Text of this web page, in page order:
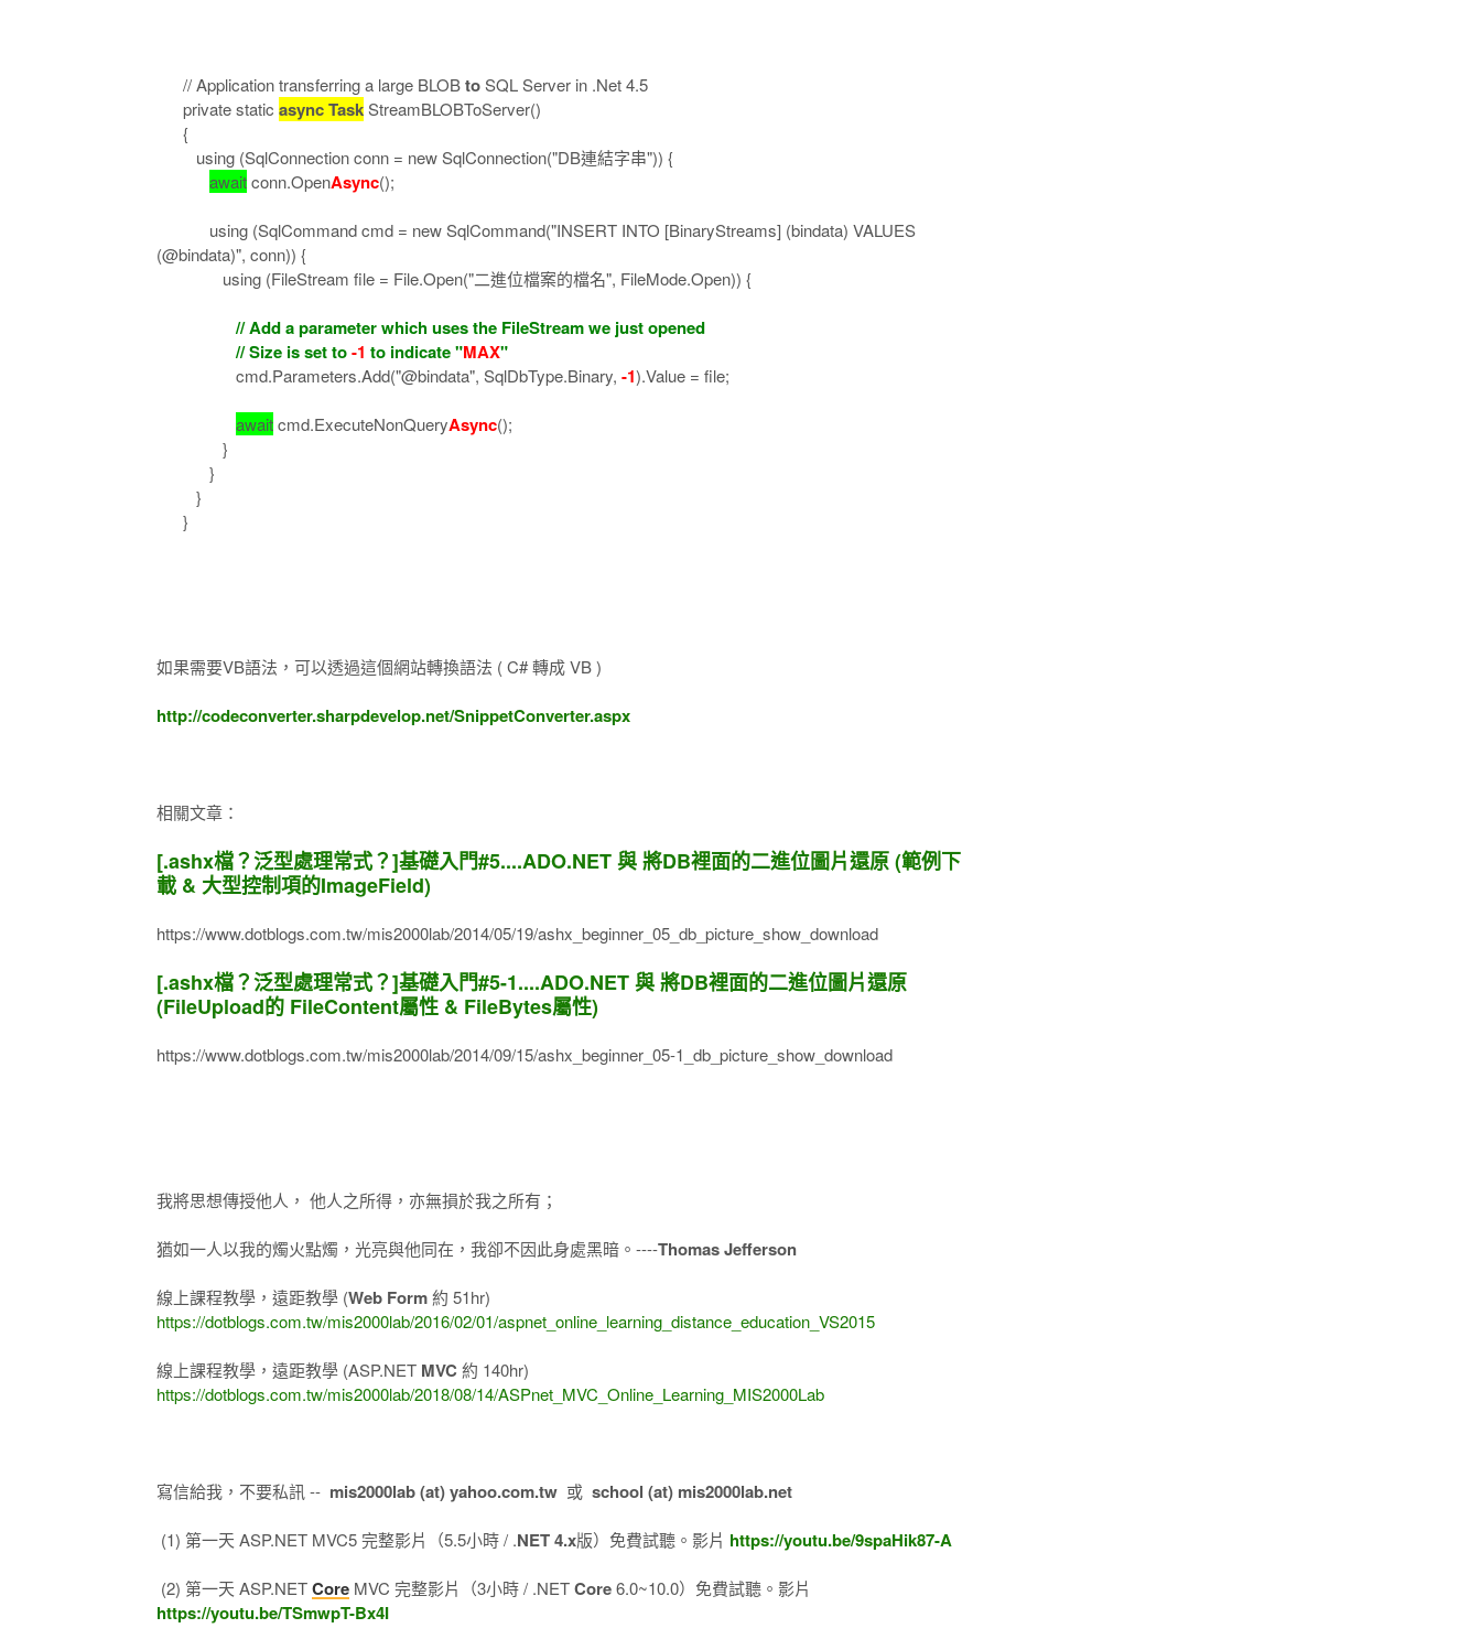
// Application transferring a large BLOBtoSQL Server in .Net 4.5
private static async TaskStreamBLOBToServer()
{
using (SqlConnection conn = new SqlConnection("DB連結字串")) {
awaitconn.OpenAsync();
using (SqlCommand cmd = new SqlCommand("INSERT INTO [BinaryStreams] (bindata) VALUES
(@bindata)", conn)) {
using (FileStream file = File.Open("二進位檔案的檔名", FileMode.Open)) {
// Add a parameter which uses the FileStream we just opened
// Size is set to-1 to indicate "MAX"
cmd.Parameters.Add("@bindata", SqlDbType.Binary, -1).Value = file;
awaitcmd.ExecuteNonQueryAsync();
}
}
}
}
如果需要VB語法，可以透過這個網站轉換語法 ( C# 轉成 VB )
http://codeconverter.sharpdevelop.net/SnippetConverter.aspx
相關文章：
[.ashx檔？泛型處理常式？]基礎入門#5....ADO.NET 與 將DB裡面的二進位圖片還原 (範例下
載 & 大型控制項的ImageField)
https://www.dotblogs.com.tw/mis2000lab/2014/05/19/ashx_beginner_05_db_picture_show_download
[.ashx檔？泛型處理常式？]基礎入門#5-1....ADO.NET 與 將DB裡面的二進位圖片還原
(FileUpload的 FileContent屬性 & FileBytes屬性)
https://www.dotblogs.com.tw/mis2000lab/2014/09/15/ashx_beginner_05-1_db_picture_show_download
我將思想傳授他人， 他人之所得，亦無損於我之所有；
猶如一人以我的燭火點燭，光亮與他同在，我卻不因此身處黑暗。----Thomas Jefferson
線上課程教學，遠距教學 (Web Form約 51hr)
https://dotblogs.com.tw/mis2000lab/2016/02/01/aspnet_online_learning_distance_education_VS2015
線上課程教學，遠距教學 (ASP.NET MVC 約 140hr)
https://dotblogs.com.tw/mis2000lab/2018/08/14/ASPnet_MVC_Online_Learning_MIS2000Lab
寫信給我，不要私訊 -- mis2000lab (at) yahoo.com.tw 或 school (at) mis2000lab.net
(1) 第一天 ASP.NET MVC5 完整影片（5.5小時 / .NET 4.x版）免費試聽。影片 https://youtu.be/9spaHik87-A
(2) 第一天 ASP.NETCore MVC 完整影片（3小時 / .NETCore6.0~10.0）免費試聽。影片
https://youtu.be/TSmwpT-Bx4I